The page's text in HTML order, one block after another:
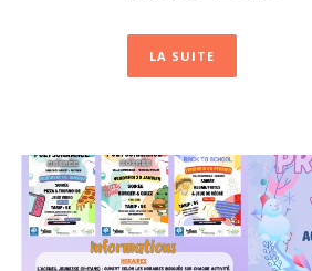
LA SUITE